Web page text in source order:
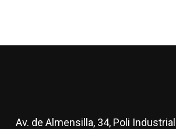
Av. de Almensilla, 34, Poli